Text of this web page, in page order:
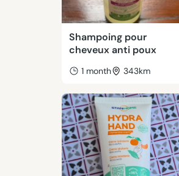
Shampoing pour
cheveux anti poux
1 month 343km